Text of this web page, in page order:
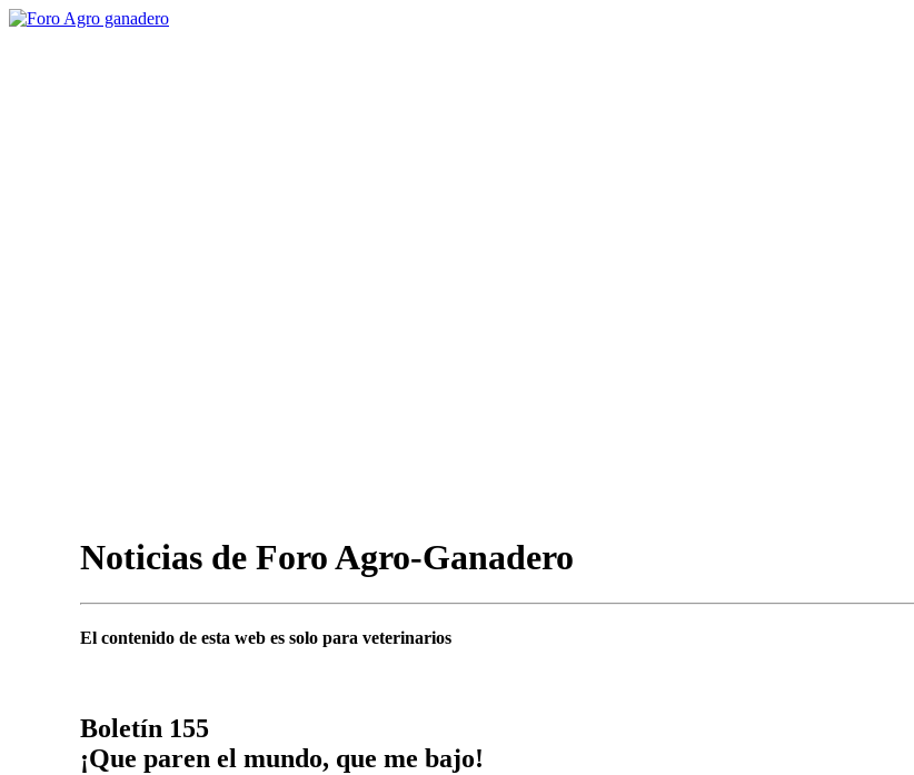
Noticias de Foro Agro-Ganadero
El contenido de esta web es solo para veterinarios
Boletín 155
¡Que paren el mundo, que me bajo!